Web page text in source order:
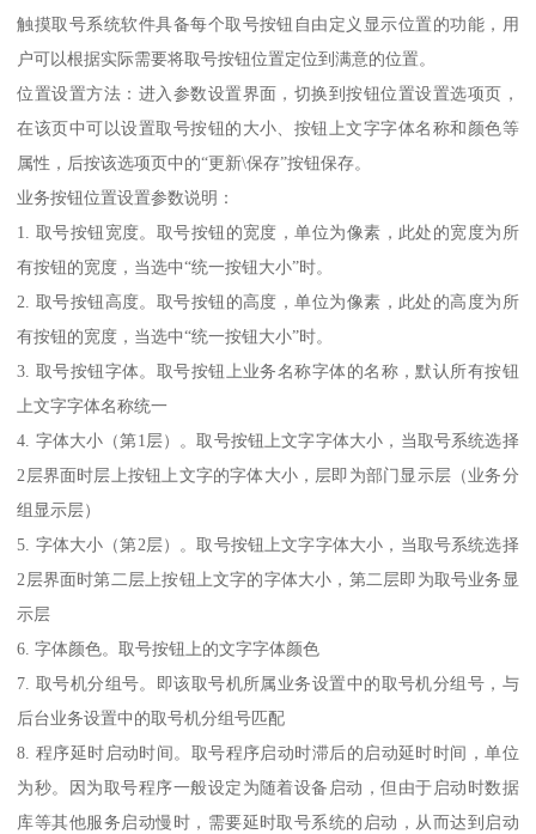
触摸取号系统软件具备每个取号按钮自由定义显示位置的功能，用
户可以根据实际需要将取号按钮位置定位到满意的位置。
位置设置方法：进入参数设置界面，切换到按钮位置设置选项页，
在该页中可以设置取号按钮的大小、按钮上文字字体名称和颜色等
属性，后按该选项页中的“更新\保存”按钮保存。
业务按钮位置设置参数说明：
1. 取号按钮宽度。取号按钮的宽度，单位为像素，此处的宽度为所
有按钮的宽度，当选中“统一按钮大小”时。
2. 取号按钮高度。取号按钮的高度，单位为像素，此处的高度为所
有按钮的宽度，当选中“统一按钮大小”时。
3. 取号按钮字体。取号按钮上业务名称字体的名称，默认所有按钮
上文字字体名称统一
4. 字体大小（第1层）。取号按钮上文字字体大小，当取号系统选择
2层界面时层上按钮上文字的字体大小，层即为部门显示层（业务分
组显示层）
5. 字体大小（第2层）。取号按钮上文字字体大小，当取号系统选择
2层界面时第二层上按钮上文字的字体大小，第二层即为取号业务显
示层
6. 字体颜色。取号按钮上的文字字体颜色
7. 取号机分组号。即该取号机所属业务设置中的取号机分组号，与
后台业务设置中的取号机分组号匹配
8. 程序延时启动时间。取号程序启动时滞后的启动延时时间，单位
为秒。因为取号程序一般设定为随着设备启动，但由于启动时数据
库等其他服务启动慢时，需要延时取号系统的启动，从而达到启动